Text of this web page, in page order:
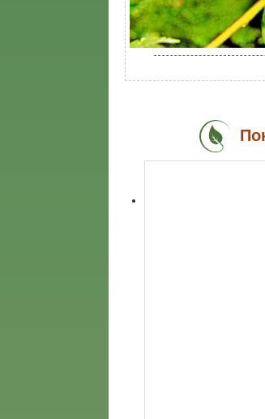
Выращены
Приживаемость